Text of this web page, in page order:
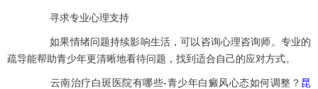
寻求专业心理支持
如果情绪问题持续影响生活，可以咨询心理咨询师。专业的
疏导能帮助青少年更清晰地看待问题，找到适合自己的应对方式。
云南治疗白斑医院有哪些-青少年白癜风心态如何调整？ 昆